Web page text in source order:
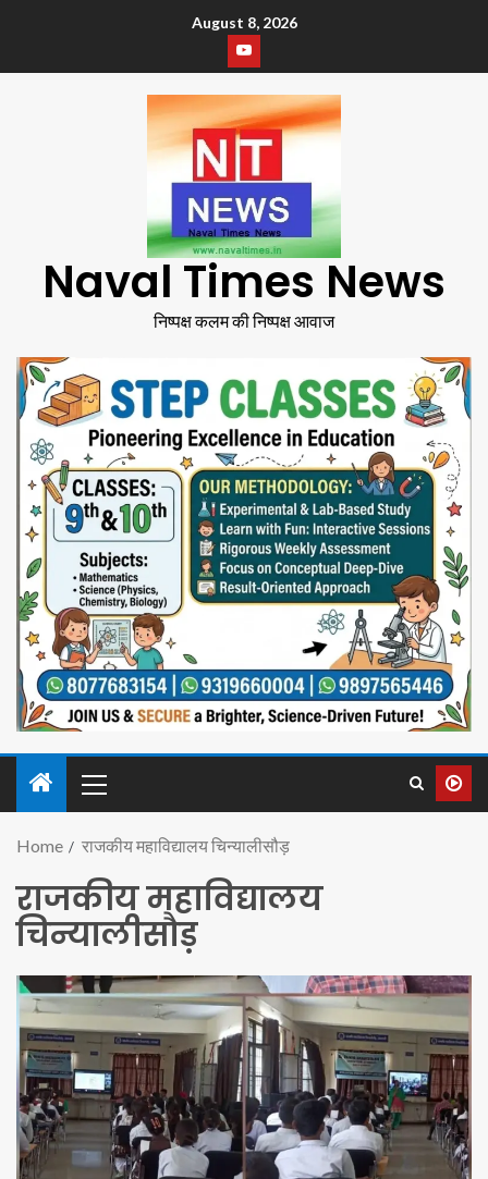
August 8, 2026
Naval Times News
निष्पक्ष कलम की निष्पक्ष आवाज
Home राजकीय महाविद्यालय चिन्यालीसौड़
राजकीय महाविद्यालय
चिन्यालीसौड़